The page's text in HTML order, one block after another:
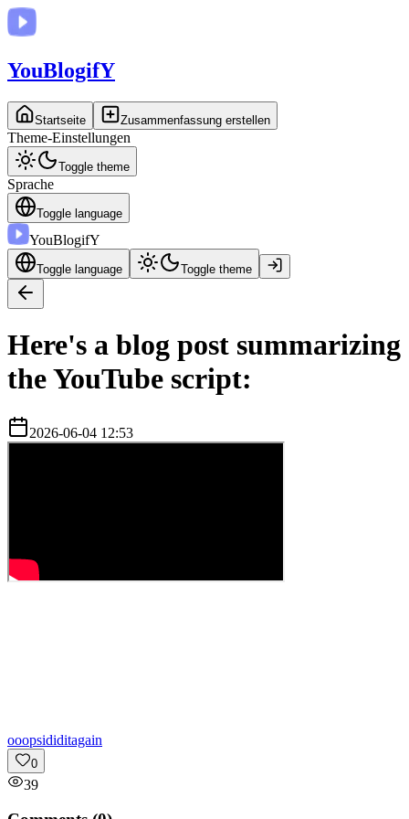
YouBlogifY
Startseite Zusammenfassung erstellen
Theme-Einstellungen
Toggle theme
Sprache
Toggle language
YouBlogifY
Toggle language Toggle theme
Here's a blog post summarizing
the YouTube script:
2026-06-04 12:53
ooopsididitagain
0
39